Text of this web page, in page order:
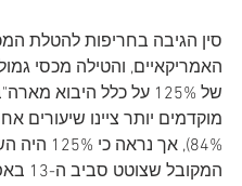
סין הגיבה בחריפות להטלת
האמריקאיים, והטילה מכסי
של 125% על כלל היבוא
מוקדמים יותר ציינו שיעורים
84%), אך נראה כי
המקובל